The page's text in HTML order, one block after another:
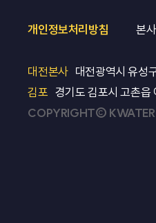
개인정보처리방침 본
대전본사 대전광역시 유성
김포 경기도 김포시 고촌
COPYRIGHT©